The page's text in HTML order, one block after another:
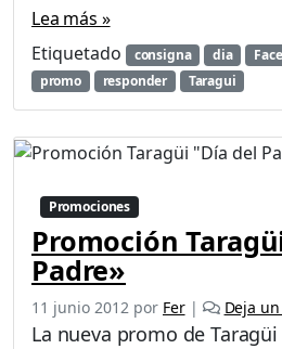
Lea más »
Etiquetado
consigna dia
promo
responder Taragui
Promociones
Promoción
Padre»
11 junio 2012 por Fer | Deja
La nueva promo de